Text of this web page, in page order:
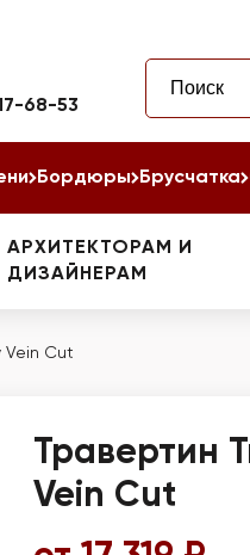
68-53
Бордюры Брусчатка
АРХИТЕКТОРАМ И
ДИЗАЙНЕРАМ
Vein Cut
Травертин
Vein Cut